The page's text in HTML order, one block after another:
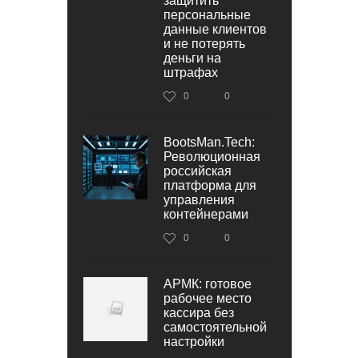
персональные
данные клиентов
и не потерять
деньги на
штрафах
0 0
BootsMan.Tech:
Революционная
российская
платформа для
управления
контейнерами
0 0
АРМК: готовое
рабочее место
кассира без
самостоятельной
настройки